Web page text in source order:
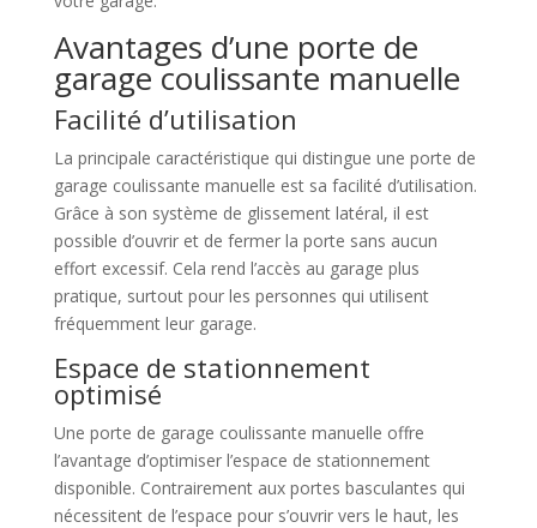
Avantages d’une porte de
garage coulissante manuelle
Facilité d’utilisation
La principale caractéristique qui distingue une porte de
garage coulissante manuelle est sa facilité d’utilisation.
Grâce à son système de glissement latéral, il est
possible d’ouvrir et de fermer la porte sans aucun
effort excessif. Cela rend l’accès au garage plus
pratique, surtout pour les personnes qui utilisent
fréquemment leur garage.
Espace de stationnement
optimisé
Une porte de garage coulissante manuelle offre
l’avantage d’optimiser l’espace de stationnement
disponible. Contrairement aux portes basculantes qui
nécessitent de l’espace pour s’ouvrir vers le haut, les